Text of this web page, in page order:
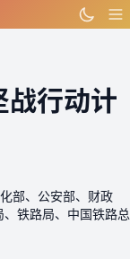
行动计
部、公安部、财政
铁路局、中国铁路总